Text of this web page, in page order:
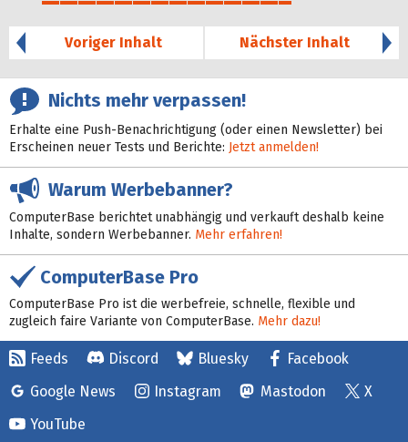
70%
Voriger Inhalt
Nächster Inhalt
Nichts mehr verpassen!
Erhalte eine Push-Benachrichtigung (oder einen Newsletter) bei
Erscheinen neuer Tests und Berichte: Jetzt anmelden!
Warum Werbebanner?
ComputerBase berichtet unabhängig und verkauft deshalb keine
Inhalte, sondern Werbebanner. Mehr erfahren!
ComputerBase Pro
ComputerBase Pro ist die werbefreie, schnelle, flexible und
zugleich faire Variante von ComputerBase. Mehr dazu!
Feeds Discord Bluesky
Facebook
Google News
Instagram Mastodon
X
YouTube